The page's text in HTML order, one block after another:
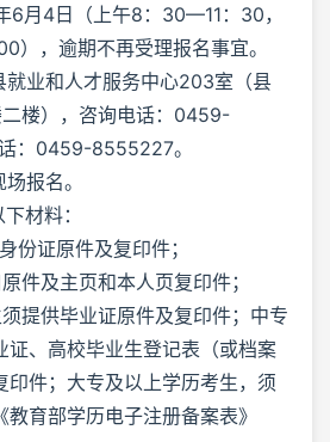
6月4日（上午8：30—11：30，
），逾期不再受理报名事宜。
就业和人才服务中心203室（县
楼），咨询电话：0459-
：0459-8555227。
报名。
材料：
份证原件及复印件；
件及主页和本人页复印件；
须提供毕业证原件及复印件；中专
证、高校毕业生登记表（或档案
印件；大专及以上学历考生，须
育部学历电子注册备案表》